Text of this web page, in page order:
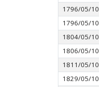
1796/05/10
1796/05/10
1804/05/10
1806/05/10
1811/05/10
1829/05/10